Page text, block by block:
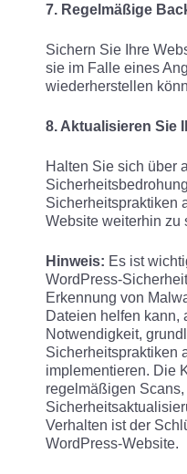
7. Regelmäßige
Sichern Sie Ihre
sie im Falle eines
wiederherstellen
8. Aktualisieren Sie
Halten Sie sich über
Sicherheitspraktiken
Website weiterhin zu
Hinweis: Es ist
WordPress-
Erkennung von
Dateien helfen kann,
Notwendigkeit,
Sicherheitspraktiken
implementieren. Die
regelmäßigen Scans,
Verhalten ist der
WordPress-Website.